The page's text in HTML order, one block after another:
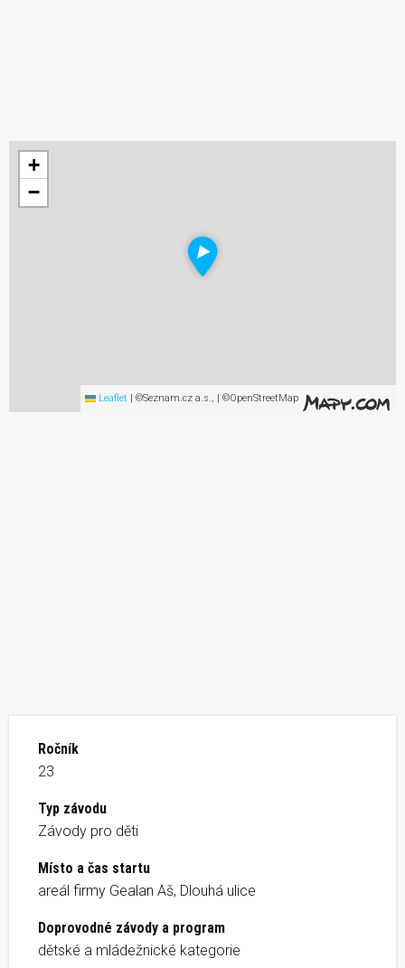
+
−
Leaflet | ©Seznam.cz a.s., | ©OpenStreetMap
Ročník
23
Typ závodu
Závody pro děti
Místo a čas startu
areál firmy Gealan Aš, Dlouhá ulice
Doprovodné závody a program
dětské a mládežnické kategorie